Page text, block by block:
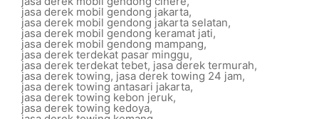
jasa derek mobil gendong jakarta,
jasa derek mobil gendong jakarta selatan,
jasa derek mobil gendong keramat jati,
jasa derek mobil gendong mampang,
jasa derek terdekat pasar minggu,
jasa derek terdekat tebet, jasa derek termurah,
jasa derek towing, jasa derek towing 24 jam,
jasa derek towing antasari jakarta,
jasa derek towing kebon jeruk,
jasa derek towing kedoya,